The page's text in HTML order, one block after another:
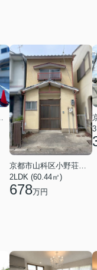
京都市山科区小野荘司町
2LDK (60.44㎡)
678万円